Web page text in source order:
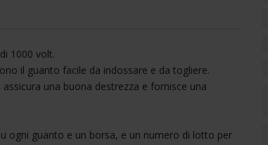
1000 volt.
il guanto facile da indossare e da togliere.
una buona destrezza e fornisce una
ogni guanto e un borsa, e un numero di lotto per